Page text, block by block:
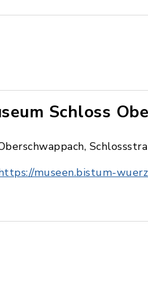
Schloss
museen.bistum-